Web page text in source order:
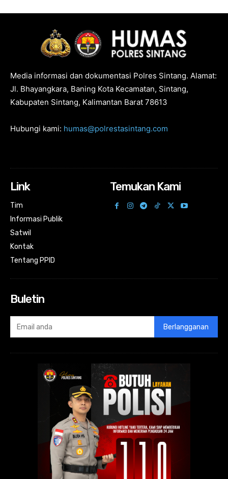
Media informasi dan dokumentasi Polres Sintang. Alamat:
Jl. Bhayangkara, Baning Kota Kecamatan, Sintang,
Kabupaten Sintang, Kalimantan Barat 78613
Hubungi kami: humas@polrestasintang.com
Link
Tim
Informasi Publik
Satwil
Kontak
Tentang PPID
Temukan Kami
Buletin
Berlangganan